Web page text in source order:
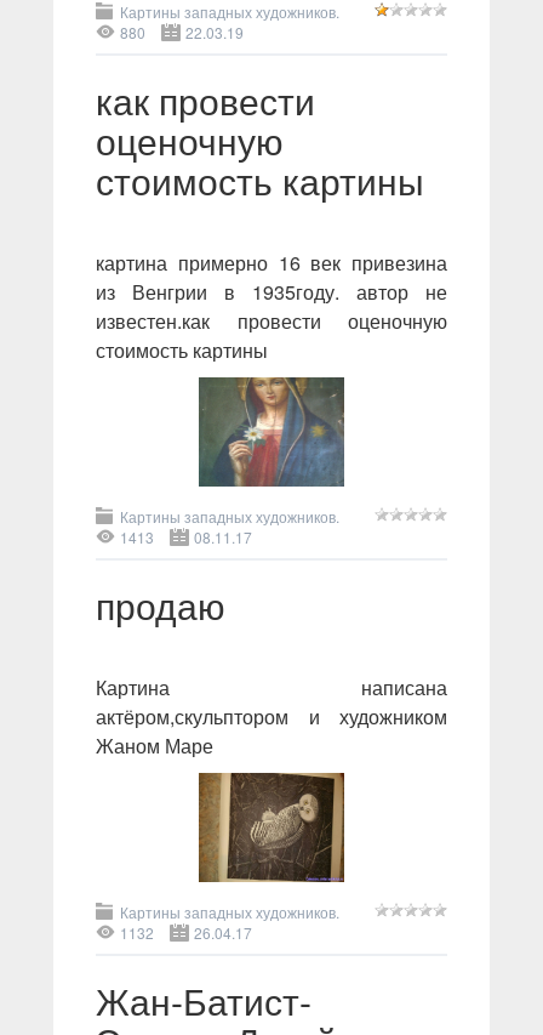
Картины западных художников.
880
22.03.19
как провести
оценочную
стоимость картины
картина примерно 16 век привезина
из Венгрии в 1935году. автор не
известен.как провести оценочную
стоимость картины
Картины западных художников.
1413
08.11.17
продаю
Картина написана
актёром,скульптором и художником
Жаном Маре
Картины западных художников.
1132
26.04.17
Жан-Батист-